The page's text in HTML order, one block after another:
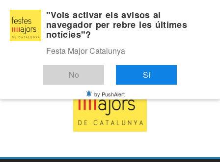
content
Diumenge, agost 9, 2026
Última:
"Vols activar els avisos al
navegador per rebre les últimes
notícies"?
Festa Major Catalunya
No Sí
by PushAlert